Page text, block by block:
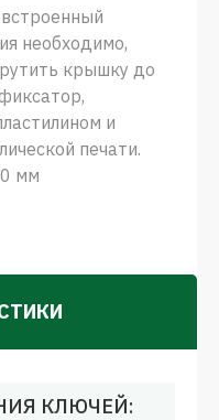
необходимо,
крышку до
и
печати.
мм
КЛЮЧЕЙ: